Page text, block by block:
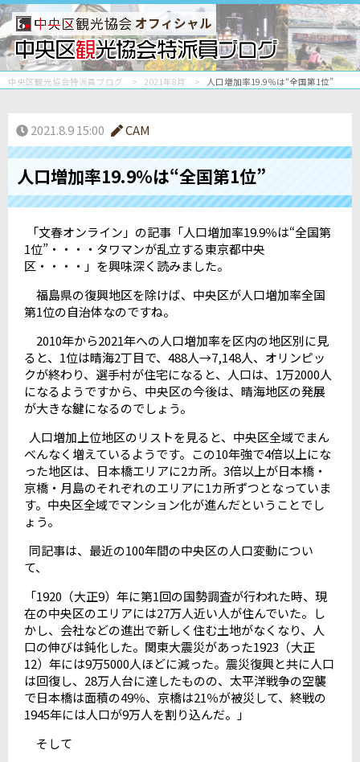
オフィシャル
中央区観光協会特派員ブログ 2021年8月 人口増加率19.9％は“全国第1位”
2021.8.9 15:00 CAM
人口増加率19.9％は“全国第1位”
「文春オンライン」の記事「人口増加率19.9％は“全国第
1位”・・・・タワマンが乱立する東京都中央
区・・・・」を興味深く読みました。
福島県の復興地区を除けば、中央区が人口増加率全国
第1位の自治体なのですね。
2010年から2021年への人口増加率を区内の地区別に見
ると、1位は晴海2丁目で、488人→7,148人、オリンピッ
クが終わり、選手村が住宅になると、人口は、1万2000人
になるようですから、中央区の今後は、晴海地区の発展
が大きな鍵になるのでしょう。
人口増加上位地区のリストを見ると、中央区全域でまん
べんなく増えているようです。この10年強で4倍以上にな
った地区は、日本橋エリアに2カ所。3倍以上が日本橋・
京橋・月島のそれぞれのエリアに1カ所ずつとなっていま
す。中央区全域でマンション化が進んだということでし
ょう。
同記事は、最近の100年間の中央区の人口変動につい
て、
「1920（大正9）年に第1回の国勢調査が行われた時、現
在の中央区のエリアには27万人近い人が住んでいた。し
かし、会社などの進出で新しく住む土地がなくなり、人
口の伸びは鈍化した。関東大震災があった1923（大正
12）年には9万5000人ほどに減った。震災復興と共に人口
は回復し、28万人台に達したものの、太平洋戦争の空襲
で日本橋は面積の49％、京橋は21％が被災して、終戦の
1945年には人口が9万人を割り込んだ。」
そして